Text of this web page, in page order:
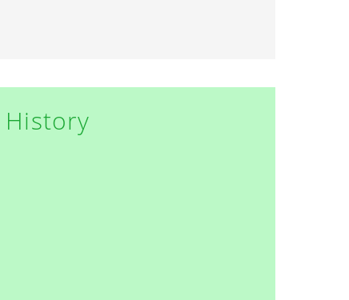
History